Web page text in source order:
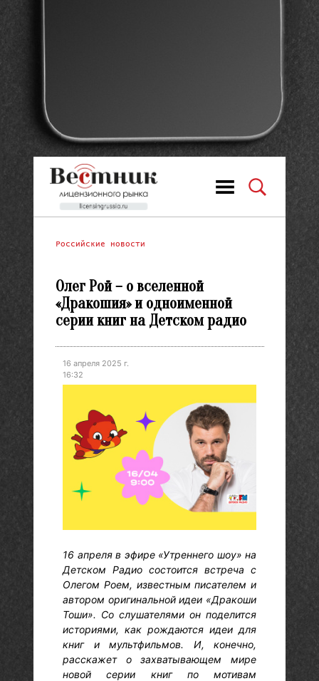
Российские новости
Олег Рой – о вселенной
«Дракошия» и одноименной
серии книг на Детском радио
16 апреля 2025 г.
16:32
16 апреля в эфире «Утреннего шоу» на
Детском Радио состоится встреча с
Олегом Роем, известным писателем и
автором оригинальной идеи «Дракоши
Тоши». Со слушателями он поделится
историями, как рождаются идеи для
книг и мультфильмов. И, конечно,
расскажет о захватывающем мире
новой серии книг по мотивам